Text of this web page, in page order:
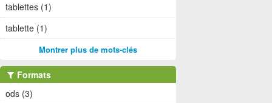
tablettes (1)
tablette (1)
Montrer plus de mots-clés
Formats
ods (3)